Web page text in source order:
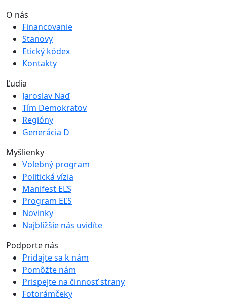
O nás
Financovanie
Stanovy
Etický kódex
Kontakty
Ľudia
Jaroslav Naď
Tím Demokratov
Regióny
Generácia D
Myšlienky
Volebný program
Politická vízia
Manifest EĽS
Program EĽS
Novinky
Najbližšie nás uvidíte
Podporte nás
Pridajte sa k nám
Pomôžte nám
Prispejte na činnosť strany
Fotorámčeky